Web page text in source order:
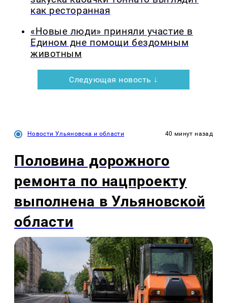
как ресторанная
«Новые люди» приняли участие в
Едином дне помощи бездомным
животным
Следующая новость ↓
Новости Ульяновска и области 40 минут назад
Половина дорожного
ремонта по нацпроекту
выполнена в Ульяновской
области